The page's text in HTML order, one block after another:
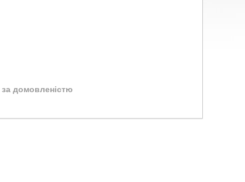
за домовленістю